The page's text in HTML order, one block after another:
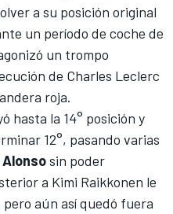
a su posición original
un período de coche de
un trompo
de Charles Leclerc
roja.
hasta la 14° posición y
12°, pasando varias
sin poder
a Kimi Raikkonen le
aún así quedó fuera